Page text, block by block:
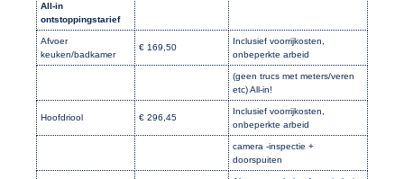
All-in
ontstoppingstarief
Afvoer
keuken/badkamer
€ 169,50
Inclusief voorrijkosten,
onbeperkte arbeid
(geen trucs met meters/veren
etc) All-in!
Hoofdriool € 296,45
Inclusief voorrijkosten,
onbeperkte arbeid
camera -inspectie +
doorspuiten